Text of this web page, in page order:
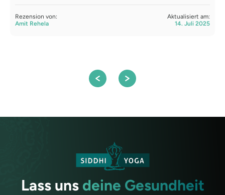
Rezension von:
Amit Rehela
Aktualisiert am:
14. Juli 2025
Lass uns deine Gesundheit